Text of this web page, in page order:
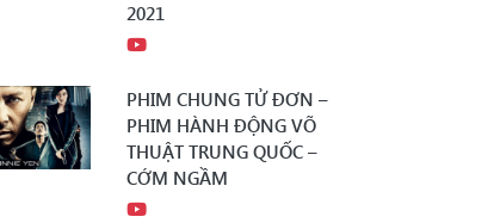
2021
PHIM CHUNG TỬ ĐƠN –
PHIM HÀNH ĐỘNG VÕ
THUẬT TRUNG QUỐC –
CỚM NGẦM